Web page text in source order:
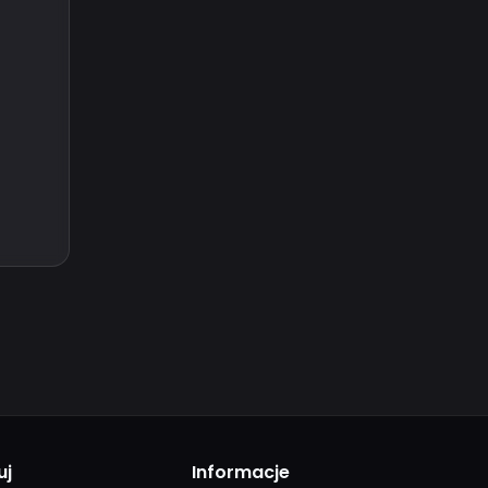
Informacje